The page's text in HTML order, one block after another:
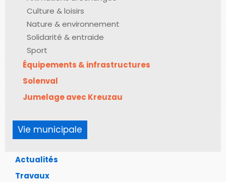
Culture & loisirs
Nature & environnement
Solidarité & entraide
Sport
Équipements & infrastructures
Solenval
Jumelage avec Kreuzau
Vie municipale
Actualités
Travaux